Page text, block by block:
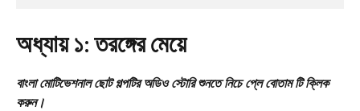
অধ্যায় ১: তরঙ্গের মেয়ে
বাংলা মোটিভেশনাল ছোট গল্পটির অডিও স্টোরি শুনতে নিচে প্লে বোতাম টি ক্লিক
করুন।